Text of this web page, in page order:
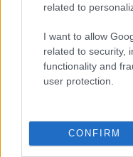
related to
I want to allow
related to security,
functionality and
user protection.
CONFIRM
Top 5-ben az Euro